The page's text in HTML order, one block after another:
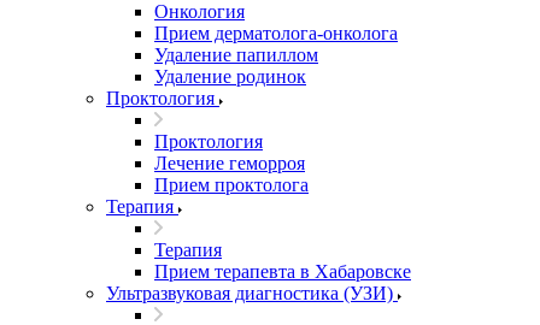
Онкология
Прием дерматолога-онколога
Удаление папиллом
Удаление родинок
Проктология
Проктология
Лечение геморроя
Прием проктолога
Терапия
Терапия
Прием терапевта в Хабаровске
Ультразвуковая диагностика (УЗИ)